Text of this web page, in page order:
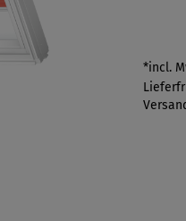
*incl.